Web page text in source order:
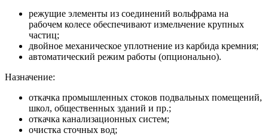
режущие элементы из соединений вольфрама на
рабочем колесе обеспечивают измельчение крупных
частиц;
двойное механическое уплотнение из карбида кремния;
автоматический режим работы (опционально).
Назначение:
откачка промышленных стоков подвальных помещений,
школ, общественных зданий и пр.;
откачка канализационных систем;
очистка сточных вод;